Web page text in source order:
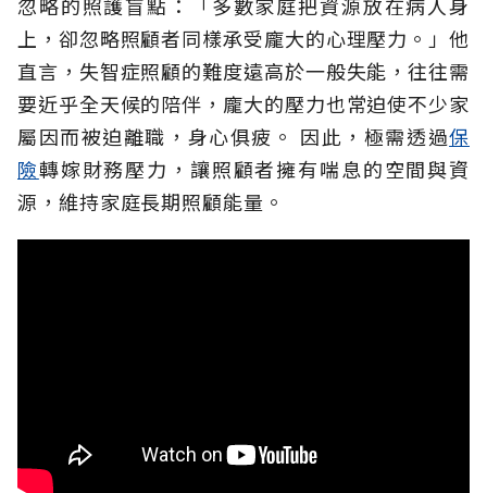
上，卻忽略照顧者同樣承受龐大的心理壓力。」他
直言，失智症照顧的難度遠高於一般失能，往往需
要近乎全天候的陪伴，龐大的壓力也常迫使不少家
屬因而被迫離職，身心俱疲。 因此，極需透過保
險轉嫁財務壓力，讓照顧者擁有喘息的空間與資
源，維持家庭長期照顧能量。